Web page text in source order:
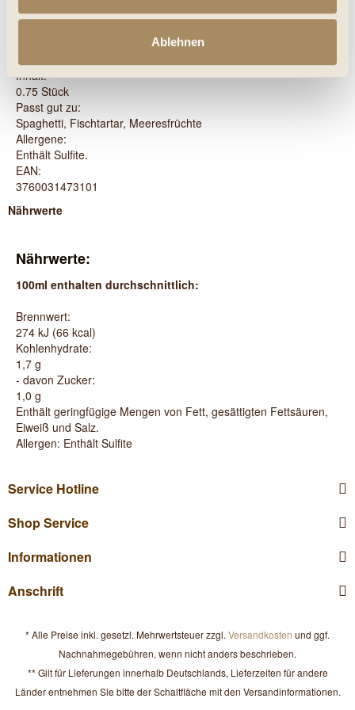
Ablehnen
Geschmacksrichtung:
9% vol.
Inhalt:
0.75 Stück
Passt gut zu:
Spaghetti, Fischtartar, Meeresfrüchte
Allergene:
Enthält Sulfite.
EAN:
3760031473101
Nährwerte
Nährwerte:
100ml enthalten durchschnittlich:
Brennwert:
274 kJ (66 kcal)
Kohlenhydrate:
1,7 g
- davon Zucker:
1,0 g
Enthält geringfügige Mengen von Fett, gesättigten Fettsäuren,
Eiweiß und Salz.
Allergen: Enthält Sulfite
Service Hotline
Shop Service
Informationen
Anschrift
* Alle Preise inkl. gesetzl. Mehrwertsteuer zzgl. Versandkosten und ggf.
Nachnahmegebühren, wenn nicht anders beschrieben.
** Gilt für Lieferungen innerhalb Deutschlands, Lieferzeiten für andere
Länder entnehmen Sie bitte der Schaltfläche mit den Versandinformationen.